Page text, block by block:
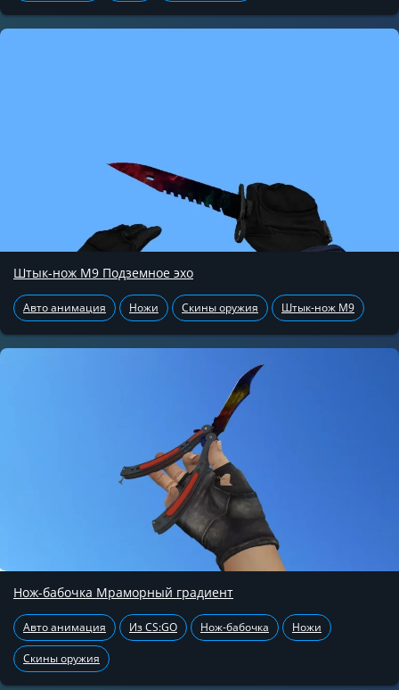
Штык-нож М9 Подземное эхо
Авто анимация Ножи Скины оружия Штык-нож М9
Нож-бабочка Мраморный градиент
Авто анимация Из CS:GO Нож-бабочка Ножи
Скины оружия